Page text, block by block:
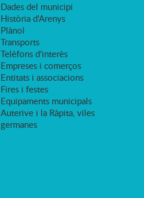
Dades del municipi
Història d'Arenys
Plànol
Transports
Telèfons d'interès
Empreses i comerços
Entitats i associacions
Fires i festes
Equipaments municipals
Auterive i la Ràpita, viles
germanes